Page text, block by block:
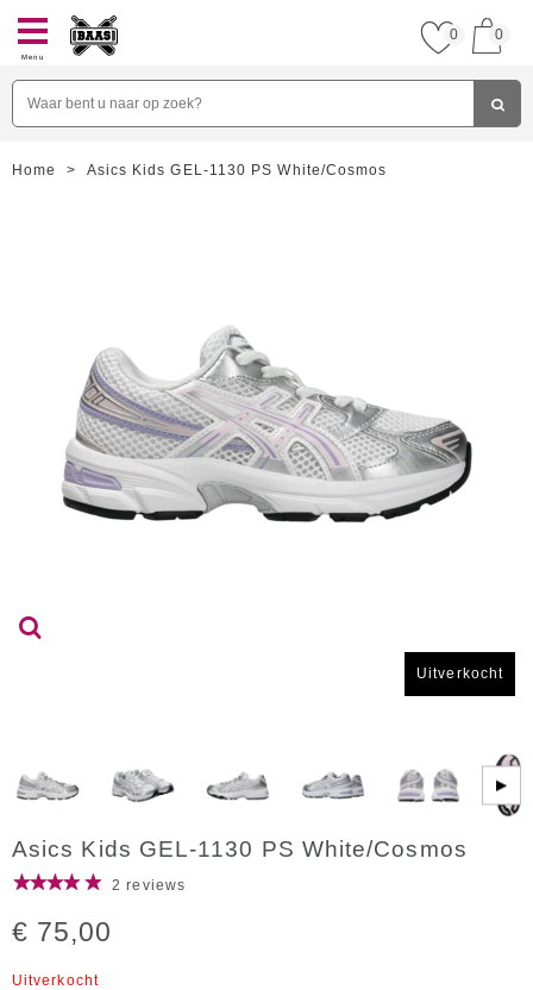
Menu
0 0
Home > Asics Kids GEL-1130 PS White/Cosmos
Uitverkocht
▶
Asics Kids GEL-1130 PS White/Cosmos
2 reviews
€ 75,00
Uitverkocht